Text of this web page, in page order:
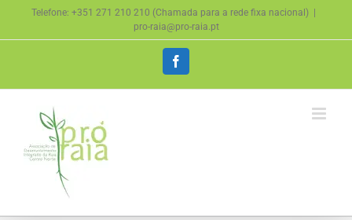
content
Telefone: +351 271 210 210 (Chamada para a rede fixa nacional)
pro-raia@pro-raia.pt
Facebook